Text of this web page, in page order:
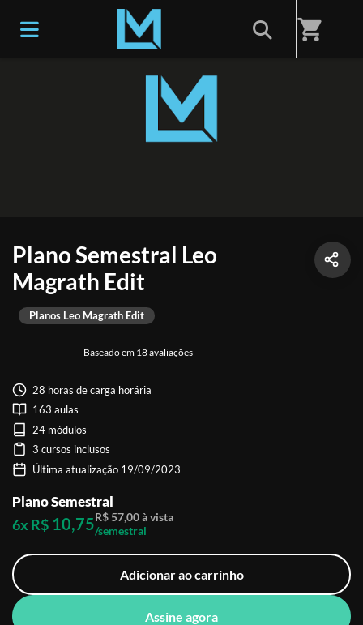
shopping_cart
Plano Semestral Leo
Magrath Edit
Baseado em 18 avaliações
Planos Leo Magrath Edit
28 horas de carga horária
163 aulas
24 módulos
3 cursos inclusos
Última atualização 19/09/2023
Plano Semestral
6x R$ 10,75R$ 57,00 à vista
/semestral
Adicionar ao carrinho
Assine agora